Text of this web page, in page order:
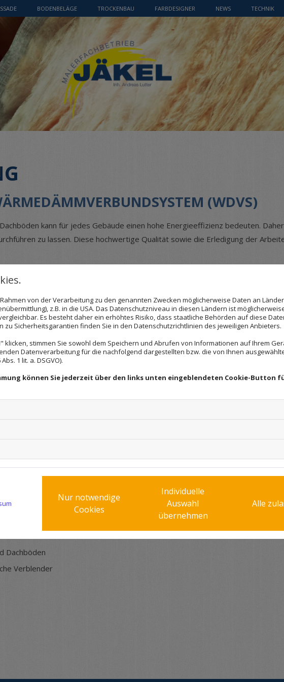
BODENBELÄGE TROCKENBAU FARBDESIGNER NEWS TECHNIK
(WDVS)
kann für jedes Gebäude einen hohe Energieeffizienz bedeuten.
zu lassen. Diese hochwertige Qualität sowie die Erledigung der
einer guten Wärmedämmung der Immobilie. Besonders bei älteren
für Abhilfe gesorgt werden. Durch qualitative
geringen Teil entweichen kann. Dies kann zum Einen die Heizkosten senken
von Kellerdecken und Dachböden wird durch das Schaffen von wertigen
sich auch für die Meldorfer Klinkeroptik entscheiden und erhalten hier vom
LASSEN
(WDVS) wird sowohl für die Sarnierung von Kellerdecken und Dachböden
durch Lasuren und spezielle Farben individuelle Wünsche in der
und umweltfreundlicher Dämmtechnik für Ihr Gebäude. Ob privater Haushalt
Dämmarbeiten auf hohem Niveau umsetzen.
Dachböden
Verblender
von der Verarbeitung zu den genannten Zwecken möglicherweise Daten an
z.B. in die USA. Das Datenschutzniveau in diesen Ländern ist
Es besteht daher ein erhöhtes Risiko, dass staatliche Behörden auf diese
zu Sicherheitsgarantien finden Sie in den Datenschutzrichtlinien des jeweiligen Anbieters.
klicken, stimmen Sie sowohl dem Speichern und Abrufen von Informationen auf Ihrem
Datenverarbeitung für die nachfolgend dargestellten bzw. die von Ihnen
1 lit. a. DSGVO).
können Sie jederzeit über den links unten eingeblendeten Cookie-Button
Nur notwendige
Cookies
Individuelle
Auswahl
übernehmen
Alle